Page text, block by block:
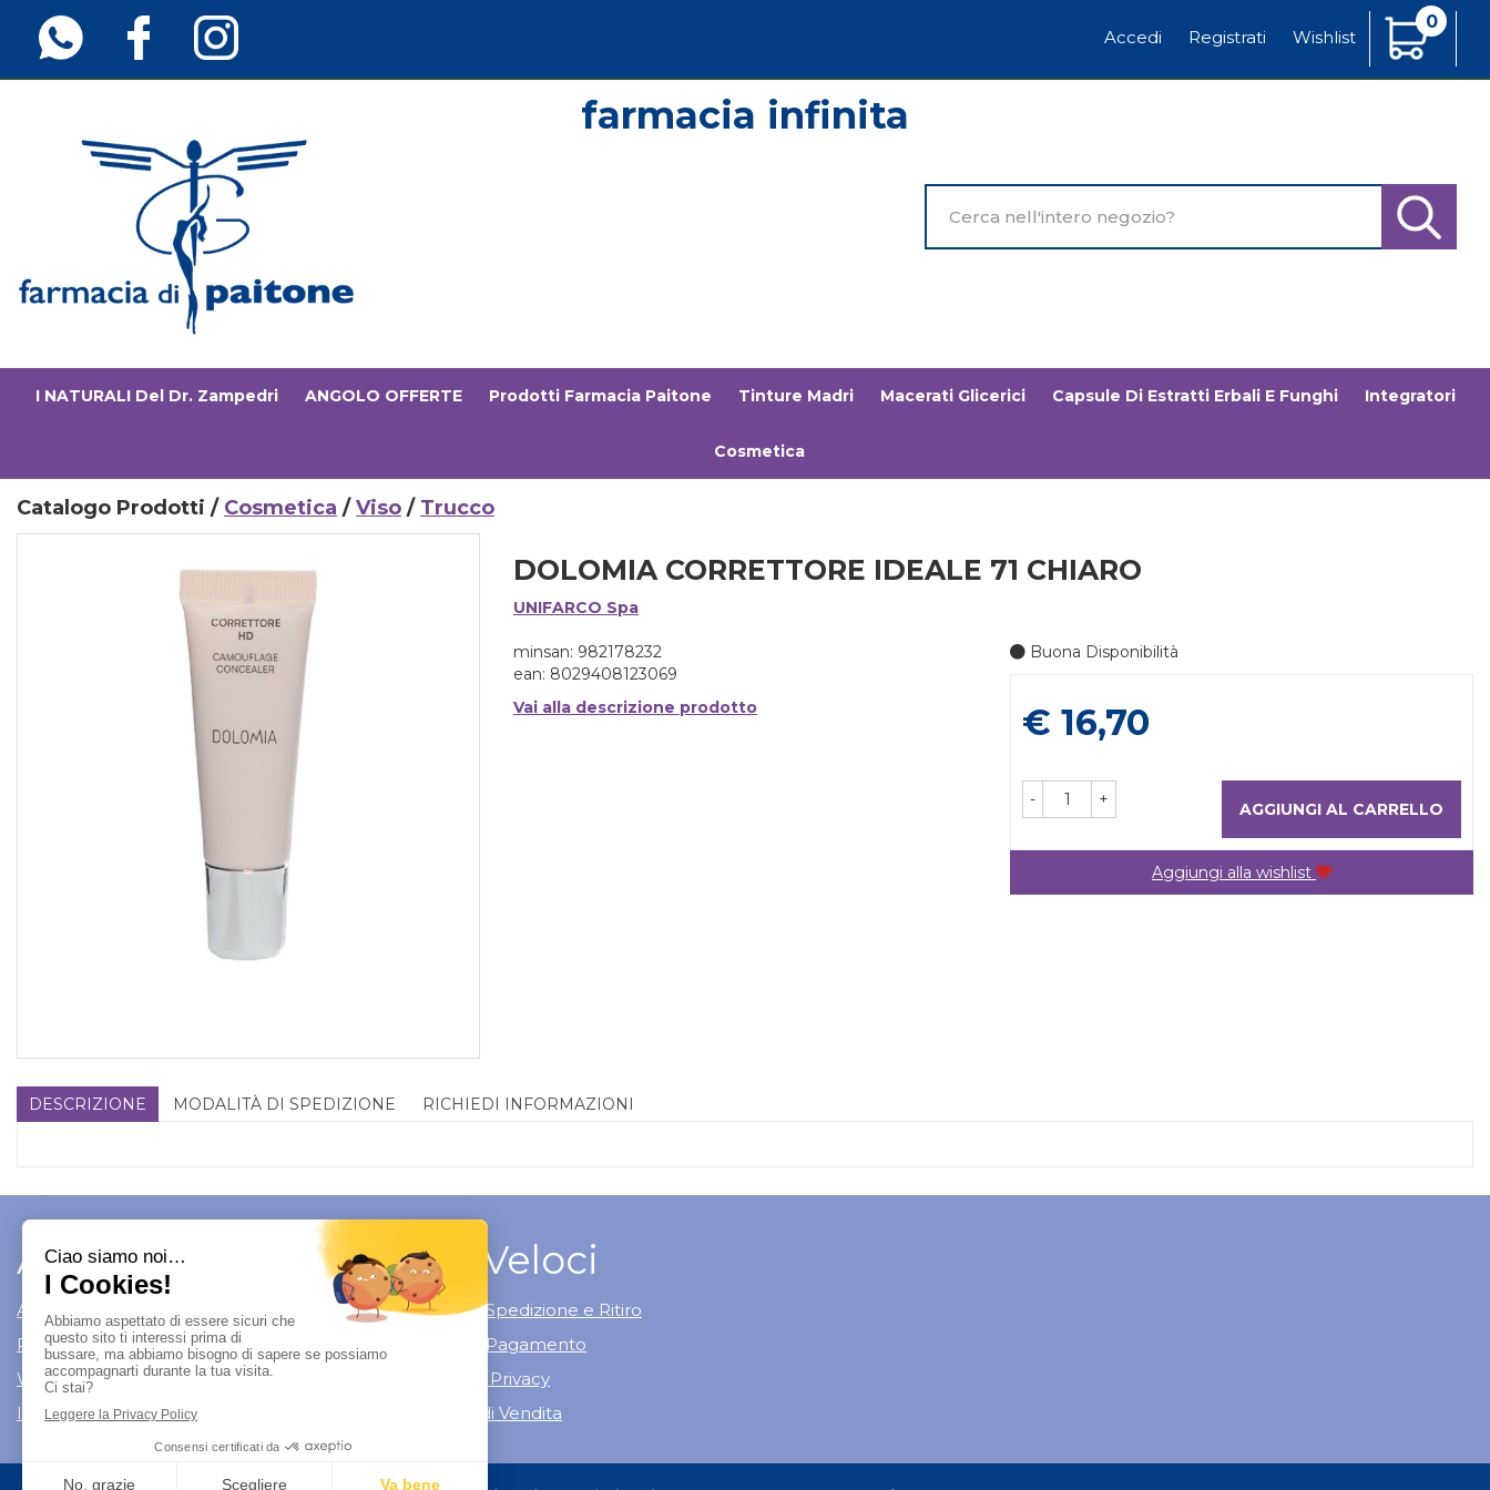
contenuto
principale
Accedi Registrati Wishlist
0
Articoli
Inseriti
Farmaciainfinita.it
Prodotto
Cerca
I NATURALI Del Dr. Zampedri ANGOLO OFFERTE Prodotti Farmacia Paitone Tinture Madri Macerati Glicerici Capsule Di Estratti Erbali E Funghi Integratori
Cosmetica
Catalogo Prodotti / Cosmetica /Viso / Trucco
DOLOMIA CORRETTORE IDEALE 71 CHIARO
UNIFARCO Spa
minsan: 982178232
ean: 8029408123069
Vai alla descrizione prodotto
Buona Disponibilità
Prezzo
€ 16,70
- + AGGIUNGI AL CARRELLO
Aggiungi alla wishlist
DESCRIZIONE MODALITÀ DI SPEDIZIONE RICHIEDI INFORMAZIONI
Area Utente
Area utente
Registrati
Wishlist
Iscrizione alla Newsletter
Link Veloci
Modalità di Spedizione e Ritiro
Modalità di Pagamento
Informativa Privacy
Condizioni di Vendita